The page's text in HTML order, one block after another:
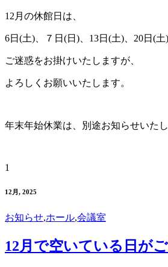
12月の休館日は、
6日(土)、７日(日)、13日(土)、20日(
ご迷惑をお掛けいたしますが、
よろしくお願いいたします。
年末年始休業は、別途お知らせいたし
1
12月, 2025
お知らせ,ホール,会議室
12月で空いている日が